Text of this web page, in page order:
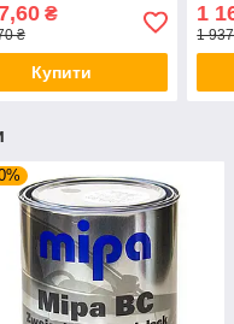
₴
₴
Купити
1
1